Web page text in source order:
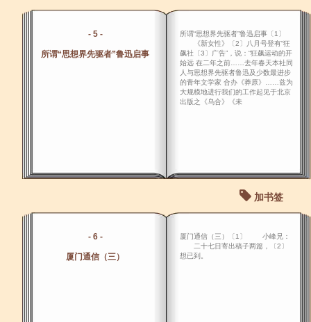
- 5 -
所谓“思想界先驱者”鲁迅启事
所谓“思想界先驱者”鲁迅启事〔1〕
《新女性》〔2〕八月号登有“狂
飙社〔3〕广告”，说：“狂飙运动的开
始远 在二年之前……去年春天本社同
人与思想界先驱者鲁迅及少数最进步
的青年文学家 合办《莽原》……兹为
大规模地进行我们的工作起见于北京
出版之《乌合》《未
加书签
- 6 -
厦门通信（三）
厦门通信（三）〔1〕 小峰兄：
二十七日寄出稿子两篇，〔2〕
想已到。